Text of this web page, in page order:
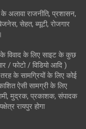
अलावा राजनीति, प्रशासन,
सेहत, ब्यूटी, रोजगार
विवाद के लिए साइट के कुछ
/ फोटो / विडियो आदि )
के सामग्रियों के लिए कोई
ऐसी सामग्री के लिए
मुद्रक, प्रकाशक, संपादक
रायपुर होगा